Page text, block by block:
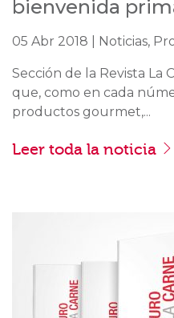
bienvenida
05 Abr 2018 | Noticias,
Sección de la Revista La
que, como en cada
productos gourmet,...
Leer toda la noticia